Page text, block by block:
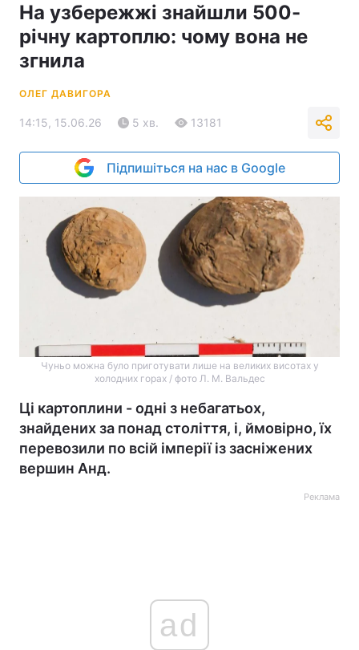
На узбережжі знайшли 500-
річну картоплю: чому вона не
згнила
ОЛЕГ ДАВИГОРА
14:15, 15.06.26 5 хв. 13181
Підпишіться на нас в Google
Чуньо можна було приготувати лише на великих висотах у
холодних горах / фото Л. М. Вальдес
Ці картоплини - одні з небагатьох,
знайдених за понад століття, і, ймовірно, їх
перевозили по всій імперії із засніжених
вершин Анд.
Реклама
ad